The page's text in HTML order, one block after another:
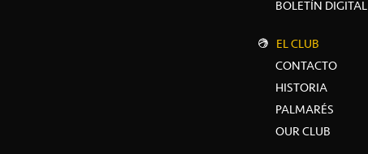
BOLETÍN DIGITAL
EL CLUB
CONTACTO
HISTORIA
PALMARÉS
OUR CLUB